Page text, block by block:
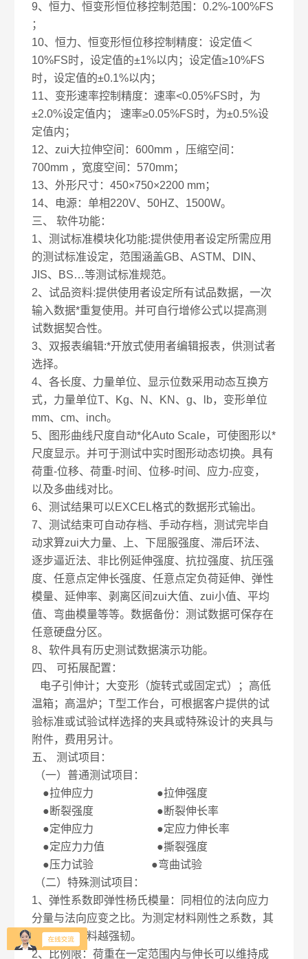
9、恒力、恒变形恒位移控制范围：0.2%-100%FS
；
10、恒力、恒变形恒位移控制精度：设定值＜
10%FS时，设定值的±1%以内；设定值≥10%FS
时，设定值的±0.1%以内；
11、变形速率控制精度：速率<0.05%FS时，为
±2.0%设定值内； 速率≥0.05%FS时，为±0.5%设
定值内；
12、zui大拉伸空间：600mm ，压缩空间：
700mm ，宽度空间：570mm；
13、外形尺寸：450×750×2200 mm；
14、电源：单相220V、50HZ、1500W。
三、
软件功能：
1、测试标准模块化功能:提供使用者设定所需应用
的测试标准设定，范围涵盖GB、ASTM、DIN、
JIS、BS…等测试标准规范。
2、试品资料:提供使用者设定所有试品数据，一次
输入数据*重复使用。并可自行增修公式以提高测
试数据契合性。
3、双报表编辑:*开放式使用者编辑报表，供测试者
选择。
4、各长度、力量单位、显示位数采用动态互换方
式，力量单位T、Kg、N、KN、g、lb，变形单位
mm、cm、inch。
5、图形曲线尺度自动*化Auto Scale，可使图形以*
尺度显示。并可于测试中实时图形动态切换。具有
荷重-位移、荷重-时间、位移-时间、应力-应变，
以及多曲线对比。
6、测试结果可以EXCEL格式的数据形式输出。
7、测试结束可自动存档、手动存档，测试完毕自
动求算zui大力量、上、下屈服强度、滞后环法、
逐步逼近法、非比例延伸强度、抗拉强度、抗压强
度、任意点定伸长强度、任意点定负荷延伸、弹性
模量、延伸率、剥离区间zui大值、zui小值、平均
值、弯曲模量等等。数据备份：测试数据可保存在
任意硬盘分区。
8、软件具有历史测试数据演示功能。
四、
可拓展配置：
电子引伸计；大变形（旋转式或固定式）；高低
温箱；高温炉；T型工作台，可根据客户提供的试
验标准或试验试样选择的夹具或特殊设计的夹具与
附件，费用另计。
五、
测试项目：
（一）普通测试项目：
●拉伸应力 ●拉伸强度
●断裂强度 ●断裂伸长率
●定伸应力 ●定应力伸长率
●定应力力值 ●撕裂强度
●压力试验 ●弯曲试验
（二）特殊测试项目：
1、弹性系数即弹性杨氏模量：同相位的法向应力
分量与法向应变之比。为测定材料刚性之系数，其
值越高，材料越强韧。
2、比例限：荷重在一定范围内与伸长可以维持成